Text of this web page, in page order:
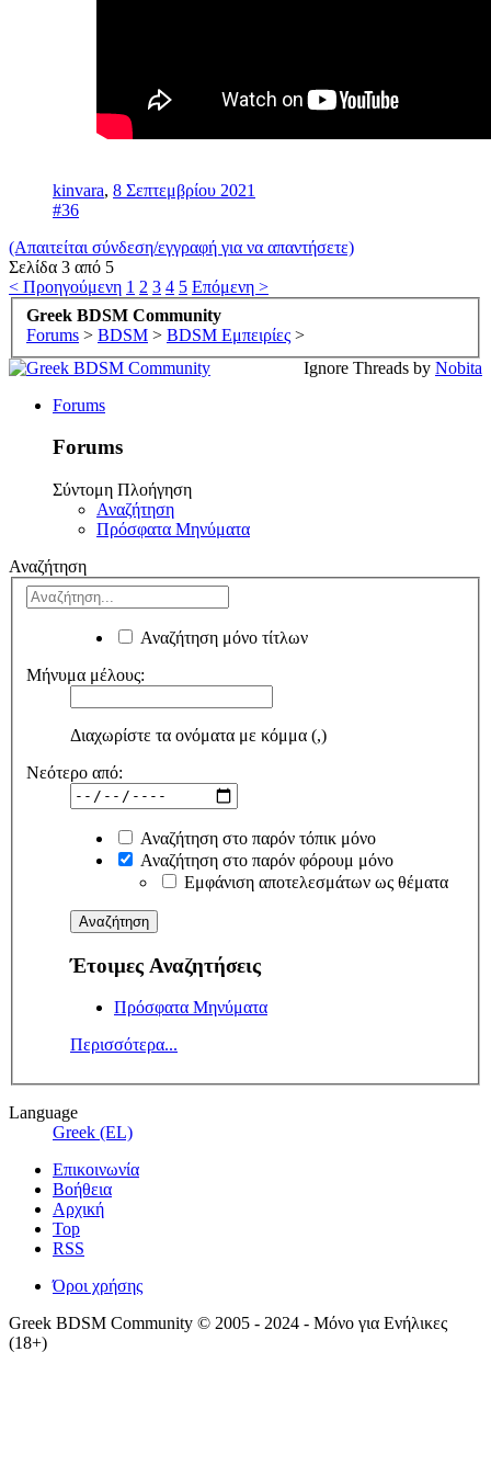
kinvara, 8 Σεπτεμβρίου 2021
#36
(Απαιτείται σύνδεση/εγγραφή για να απαντήσετε)
Σελίδα 3 από 5
< Προηγούμενη 1 2 3 4 5 Επόμενη >
Greek BDSM Community
Forums > BDSM > BDSM Εμπειρίες >
Ignore Threads by Nobita
Forums
Forums
Σύντομη Πλοήγηση
Αναζήτηση
Πρόσφατα Μηνύματα
Αναζήτηση
Αναζήτηση μόνο τίτλων
Μήνυμα μέλους:
Διαχωρίστε τα ονόματα με κόμμα (,)
Νεότερο από:
Αναζήτηση στο παρόν τόπικ μόνο
Αναζήτηση στο παρόν φόρουμ μόνο
Εμφάνιση αποτελεσμάτων ως θέματα
Έτοιμες Αναζητήσεις
Πρόσφατα Μηνύματα
Περισσότερα...
Language
Greek (EL)
Επικοινωνία
Βοήθεια
Αρχική
Top
RSS
Όροι χρήσης
Greek BDSM Community © 2005 - 2024 - Μόνο για Ενήλικες
(18+)